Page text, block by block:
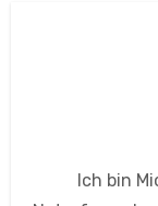
Ich bin